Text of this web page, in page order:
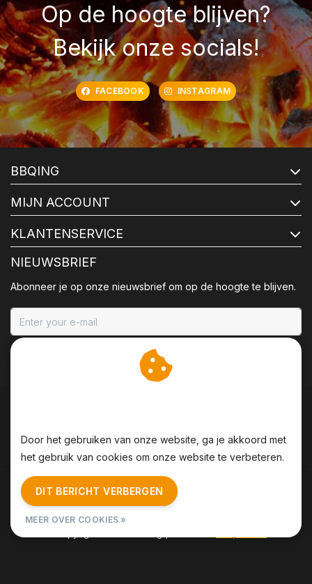
Op de hoogte blijven?
Bekijk onze socials!
FACEBOOK INSTAGRAM
BBQING
MIJN ACCOUNT
KLANTENSERVICE
NIEUWSBRIEF
Abonneer je op onze nieuwsbrief om op de hoogte te blijven.
Algemene voorwaarden | Disclaimer
Sitemap
| RSS Feed
Door het gebruiken van onze website, ga je akkoord met
het gebruik van cookies om onze website te verbeteren.
DIT BERICHT VERBERGEN
MEER OVER COOKIES »